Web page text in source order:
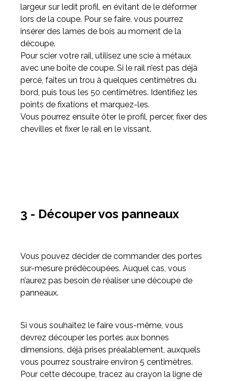
largeur sur ledit profil, en évitant de le déformer
lors de la coupe. Pour se faire, vous pourrez
insérer des lames de bois au moment de la
découpe.
Pour scier votre rail, utilisez une scie à métaux
avec une boîte de coupe. Si le rail n’est pas déjà
percé, faites un trou à quelques centimètres du
bord, puis tous les 50 centimètres. Identifiez les
points de fixations et marquez-les.
Vous pourrez ensuite ôter le profil, percer, fixer des
chevilles et fixer le rail en le vissant.
3 - Découper vos panneaux
Vous pouvez décider de commander des portes
sur-mesure prédécoupées. Auquel cas, vous
n’aurez pas besoin de réaliser une découpe de
panneaux.
Si vous souhaitez le faire vous-même, vous
devrez découper les portes aux bonnes
dimensions, déjà prises préalablement, auxquels
vous pourrez soustraire environ 5 centimètres.
Pour cette découpe, tracez au crayon la ligne de